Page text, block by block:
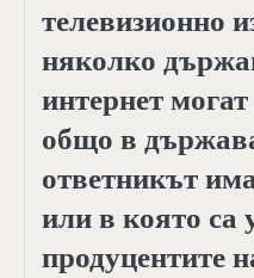
телевизионно
няколко
интернет
общо в
ответникът
или в която са
продуцентите